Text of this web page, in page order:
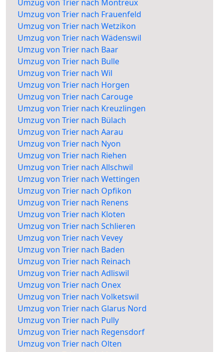
Umzug von Trier nach Montreux
Umzug von Trier nach Frauenfeld
Umzug von Trier nach Wetzikon
Umzug von Trier nach Wädenswil
Umzug von Trier nach Baar
Umzug von Trier nach Bulle
Umzug von Trier nach Wil
Umzug von Trier nach Horgen
Umzug von Trier nach Carouge
Umzug von Trier nach Kreuzlingen
Umzug von Trier nach Bülach
Umzug von Trier nach Aarau
Umzug von Trier nach Nyon
Umzug von Trier nach Riehen
Umzug von Trier nach Allschwil
Umzug von Trier nach Wettingen
Umzug von Trier nach Opfikon
Umzug von Trier nach Renens
Umzug von Trier nach Kloten
Umzug von Trier nach Schlieren
Umzug von Trier nach Vevey
Umzug von Trier nach Baden
Umzug von Trier nach Reinach
Umzug von Trier nach Adliswil
Umzug von Trier nach Onex
Umzug von Trier nach Volketswil
Umzug von Trier nach Glarus Nord
Umzug von Trier nach Pully
Umzug von Trier nach Regensdorf
Umzug von Trier nach Olten